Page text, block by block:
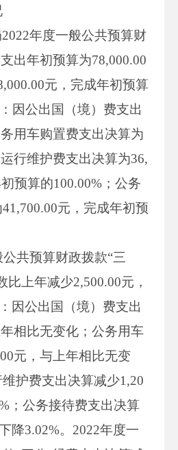
年度一般公共预算财
出年初预算为78,000.00
元，完成年初预算
因公出国（境）费支出
用车购置费支出决算为
行维护费支出决算为36,
预算的100.00%；公务
元，完成年初预
共预算财政拨款“三
比上年减少2,500.00元，
因公出国（境）费支出
相比无变化；公务用车
元，与上年相比无变
护费支出决算减少1,20
；公务接待费支出决算
降3.02%。2022年度一